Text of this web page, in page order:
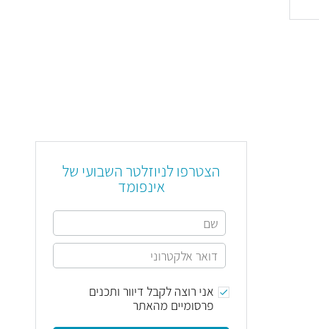
הצטרפו לניוזלטר השבועי של
אינפומד
אני רוצה לקבל דיוור ותכנים
פרסומיים מהאתר